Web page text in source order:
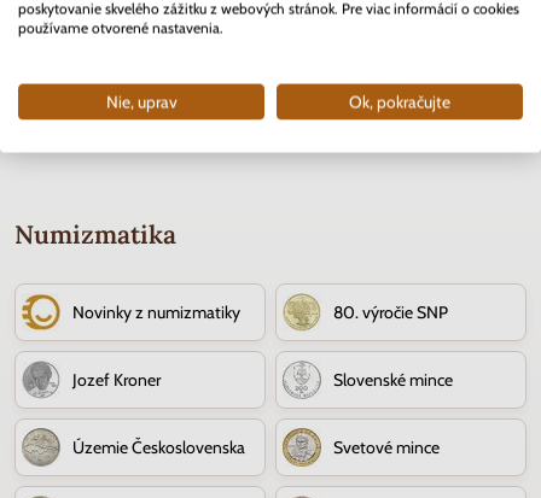
Skladom Skladom2 ks
Numizmatika
Novinky z numizmatiky 80. výročie SNP
Jozef Kroner Slovenské mince
Územie Československa Svetové mince
poskytovanie skvelého zážitku z webových stránok. Pre viac informácií o cookies
používame otvorené nastavenia.
Nie, uprav Ok, pokračujte